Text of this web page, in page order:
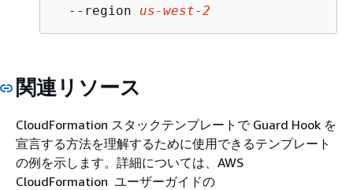
  --region
us-west-2
関連リソース
CloudFormation スタックテンプレートで Guard Hook を
宣言する方法を理解するために使用できるテンプレート
の例を示します。詳細については、AWS
CloudFormation ユーザーガイドの